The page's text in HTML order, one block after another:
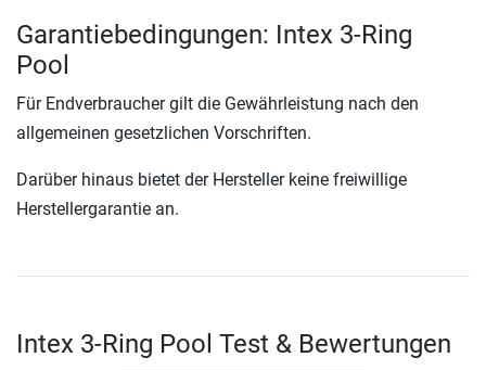
Garantiebedingungen: Intex 3-Ring
Pool
Für Endverbraucher gilt die Gewährleistung nach den
allgemeinen gesetzlichen Vorschriften.
Darüber hinaus bietet der Hersteller keine freiwillige
Herstellergarantie an.
Intex 3-Ring Pool Test & Bewertungen